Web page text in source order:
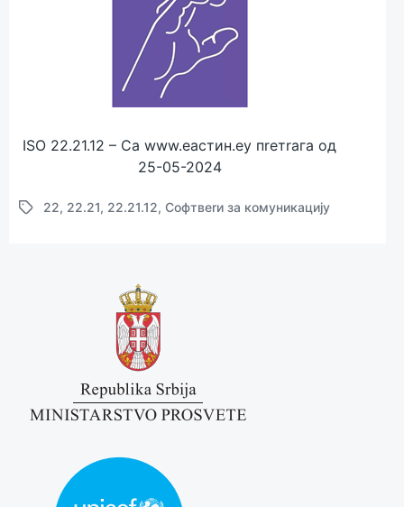
ISO 22.21.12 – Са www.eастин.eу пreтrага од
25-05-2024
Т
22, 22.21, 22.21.12, Софтвerи за комуникацију